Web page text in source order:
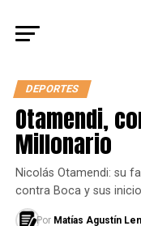
DEPORTES
Otamendi,
Millonario
Nicolás Otamendi: su
contra Boca y sus
Por Matías Agustín